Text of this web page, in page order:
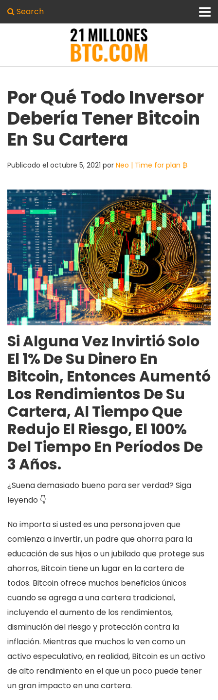
Search
Por Qué Todo Inversor
Debería Tener Bitcoin
En Su Cartera
Publicado el octubre 5, 2021 por Neo | Time for plan ₿
Si Alguna Vez Invirtió Solo
El 1% De Su Dinero En
Bitcoin, Entonces Aumentó
Los Rendimientos De Su
Cartera, Al Tiempo Que
Redujo El Riesgo, El 100%
Del Tiempo En Períodos De
3 Años.
¿Suena demasiado bueno para ser verdad? Siga
leyendo 👇
No importa si usted es una persona joven que
comienza a invertir, un padre que ahorra para la
educación de sus hijos o un jubilado que protege sus
ahorros, Bitcoin tiene un lugar en la cartera de
todos. Bitcoin ofrece muchos beneficios únicos
cuando se agrega a una cartera tradicional,
incluyendo el aumento de los rendimientos,
disminución del riesgo y protección contra la
inflación. Mientras que muchos lo ven como un
activo especulativo, en realidad, Bitcoin es un activo
de alto rendimiento en el que un poco puede tener
un gran impacto en una cartera.